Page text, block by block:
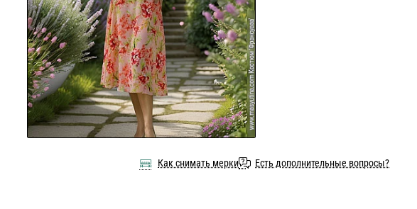
Как снимать мерки Есть дополнительные вопросы?